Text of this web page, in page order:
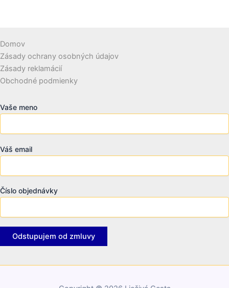
Domov
Zásady ochrany osobných údajov
Zásady reklamácií
Obchodné podmienky
Vaše meno
Váš email
Číslo objednávky